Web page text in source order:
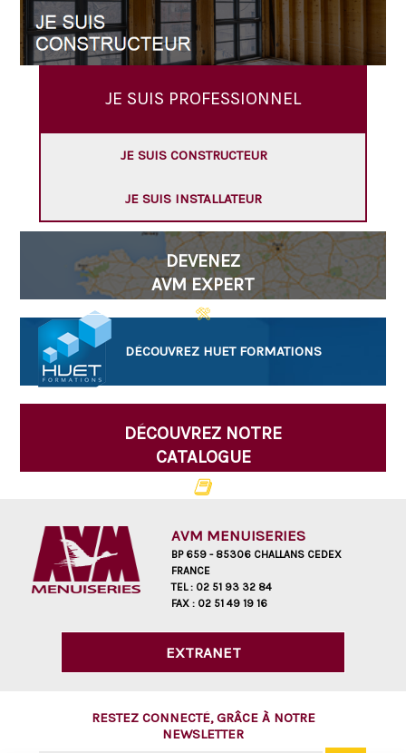
JE SUIS PROFESSIONNEL
JE SUIS CONSTRUCTEUR
JE SUIS INSTALLATEUR
DEVENEZ
AVM EXPERT
DÉCOUVREZ HUET FORMATIONS
DÉCOUVREZ NOTRE
CATALOGUE
AVM MENUISERIES
BP 659 - 85306 CHALLANS CEDEX
FRANCE
TEL : 02 51 93 32 84
FAX : 02 51 49 19 16
EXTRANET
RESTEZ CONNECTÉ, GRÂCE À NOTRE
NEWSLETTER